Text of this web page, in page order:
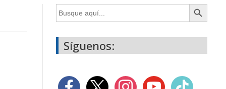
Buscar: Botón de búsqueda
Síguenos: